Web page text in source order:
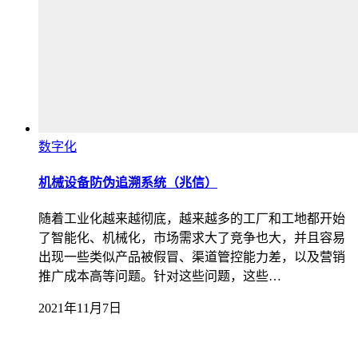
数字化
机械设备防伪追溯系统（兆信）
随着工业化越来越彻底，越来越多的工厂和工地都开始
了智能化、机械化，市场需求大了竞争也大，并且容易
出现一些类似产品被假冒、渠道管控能力差，以及营销
推广成本高等问题。针对这些问题，这些…
2021年11月7日